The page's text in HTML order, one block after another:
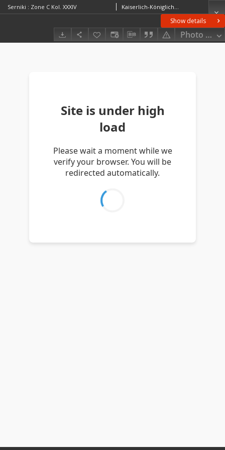
Show details
Photo
Serniki : Zone C Kol. XXXIV Kaiserlich-Königliches Militär-Geographisches Institut (Wiedeń). Instytucja sprawcza. Wydawca